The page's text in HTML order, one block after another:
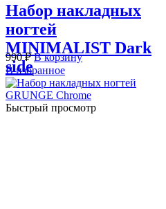
Набор накладных
ногтей
MINIMALIST Dark
side
990₽ В корзину
В избранное
Быстрый просмотр